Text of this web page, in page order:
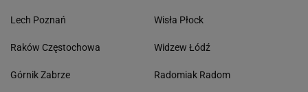
Lech Poznań
Raków Częstochowa
Górnik Zabrze
Wisła Płock
Widzew Łódź
Radomiak Radom